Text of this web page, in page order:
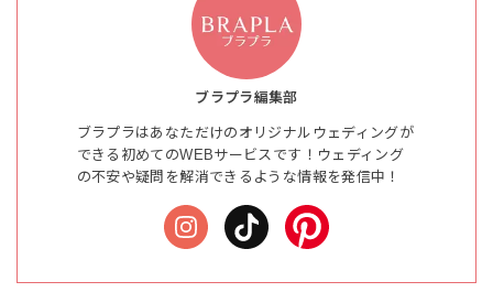
ブラプラ編集部
ブラプラはあなただけのオリジナルウェディングが
できる初めてのWEBサービスです！ウェディング
の不安や疑問を解消できるような情報を発信中！